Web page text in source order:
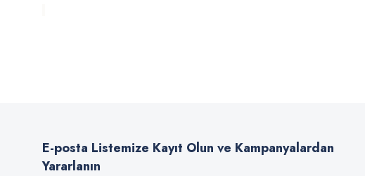
Ürün bilgilerinde hatalar bulunuyor.
Ürün fiyatı diğer sitelerden daha pahalı.
E-posta Listemize Kayıt Olun ve Kampanyalardan
Yararlanın